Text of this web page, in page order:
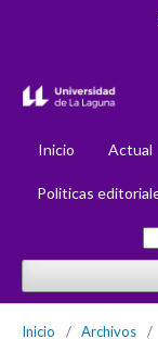
Inicio Actual
Politicas
Inicio / Archivos
/